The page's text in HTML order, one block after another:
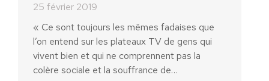
25 février 2019
« Ce sont toujours les mêmes fadaises que
l’on entend sur les plateaux TV de gens qui
vivent bien et qui ne comprennent pas la
colère sociale et la souffrance de…